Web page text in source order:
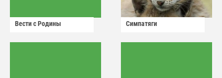
Вести с Родины Симпатяги